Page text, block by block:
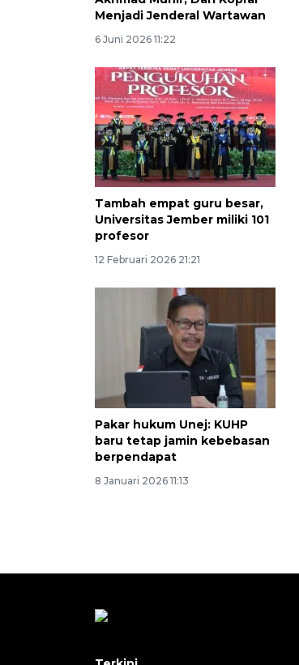
Menjadi Jenderal Wartawan
6 Juni 2026 11:22
Tambah empat guru besar,
Universitas Jember miliki 101
profesor
12 Februari 2026 21:21
Pakar hukum Unej: KUHP
baru tetap jamin kebebasan
berpendapat
8 Januari 2026 11:13